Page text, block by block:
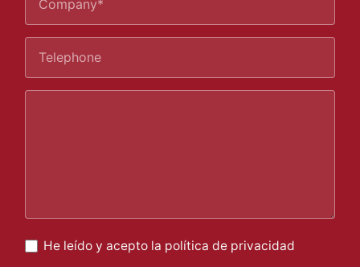
He leído y acepto la política de privacidad